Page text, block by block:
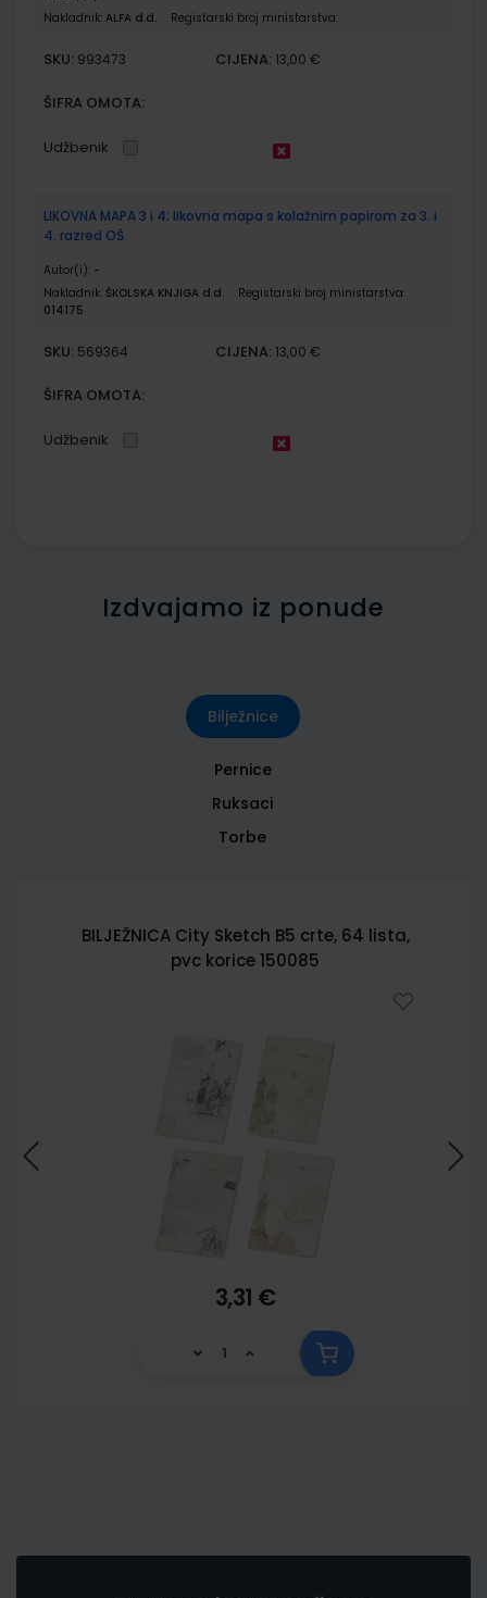
Nakladnik: ALFA d.d. Registarski broj ministarstva:
SKU: 993473 CIJENA: 13,00 €
ŠIFRA OMOTA:
Udžbenik
LIKOVNA MAPA 3 i 4; likovna mapa s kolažnim papirom za 3. i
4. razred OŠ
Autor(i): -
Nakladnik: ŠKOLSKA KNJIGA d.d.
Registarski broj ministarstva:
014175
SKU: 569364 CIJENA: 13,00 €
ŠIFRA OMOTA:
Udžbenik
Izdvajamo iz ponude
Bilježnice
Pernice
Ruksaci
Torbe
BILJEŽNICA City Sketch B5 crte, 64 lista,
pvc korice 150085
3,31 €